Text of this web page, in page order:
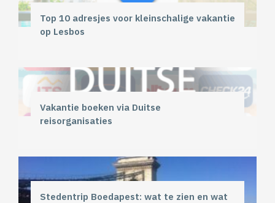
Top 10 adresjes voor kleinschalige vakantie
op Lesbos
Vakantie boeken via Duitse
reisorganisaties
Stedentrip Boedapest: wat te zien en wat